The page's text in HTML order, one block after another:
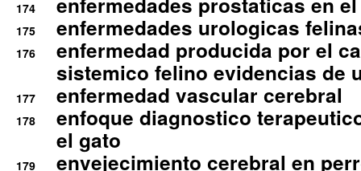
174
175 enfermedades urologicas
176
enfermedad producida por el
sistemico felino evidencias de
177 enfermedad vascular cerebral
178
enfoque diagnostico
el gato
179 envejecimiento cerebral en